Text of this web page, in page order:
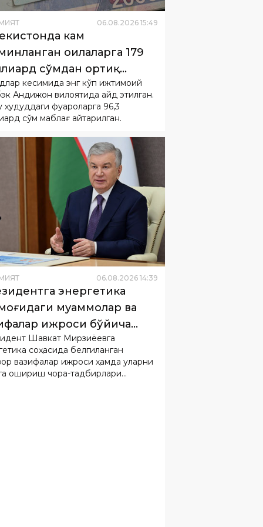
оилаларга 179
сўмдан ортиқ
кэшбэк қайтарилди
кесимида энг кўп ижтимоий
Андижон вилоятида қайд этилган.
фуқароларга 96,3
сўм маблағ қайтарилган.
06 . :39
энергетика
муаммолар ва
ижроси бўйича
берилди
Шавкат Мирзиёевга
вазифалар ижроси ҳамда уларни
ошириш чора-тадбирлари
ахборот берилди.